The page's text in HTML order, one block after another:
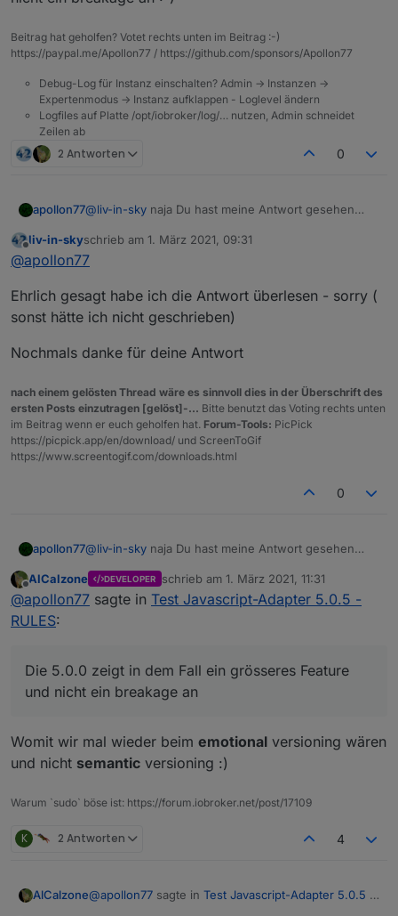
Beitrag hat geholfen? Votet rechts unten im Beitrag :-)
https://paypal.me/Apollon77 / https://github.com/sponsors/Apollon77
Debug-Log für Instanz einschalten? Admin -> Instanzen ->
Expertenmodus -> Instanz aufklappen - Loglevel ändern
Logfiles auf Platte /opt/iobroker/log/… nutzen, Admin schneidet
Zeilen ab
2 Antworten 0
apollon77@liv-in-sky naja Du hast meine Antwort gesehen
Aber gern nochmal zusammengefasst:
ende nur zwei neue Funktionen hinzugefügt. Der
Rest ist ausschliesslich der Rules-Editor im Frontend.
Ich sehe das Risiko das Skripte nicht mehr tun als
mega low ...
Die 5.0.0 zeigt in dem Fall ein grösseres Feature und
Offline
liv-in-skyschrieb am 1. März 2021, 09:31
zuletzt editiert von
@apollon77
Ehrlich gesagt habe ich die Antwort überlesen - sorry (
sonst hätte ich nicht geschrieben)
Nochmals danke für deine Antwort
nach einem gelösten Thread wäre es sinnvoll dies in der Überschrift des
ersten Posts einzutragen [gelöst]-... Bitte benutzt das Voting rechts unten
im Beitrag wenn er euch geholfen hat. Forum-Tools: PicPick
https://picpick.app/en/download/ und ScreenToGif
https://www.screentogif.com/downloads.html
0
apollon77@liv-in-sky naja Du hast meine Antwort gesehen
Aber gern nochmal zusammengefasst:
mega low ...
Die 5.0.0 zeigt in dem Fall ein grösseres Feature und
nicht ein breakage an :-)
Offline
AlCalzone DEVELOPER schrieb am 1. März 2021, 11:31
zuletzt editiert von
@apollon77 sagte in Test Javascript-Adapter 5.0.5 -
RULES:
Die 5.0.0 zeigt in dem Fall ein grösseres Feature
und nicht ein breakage an
Womit wir mal wieder beim emotional versioning wären
und nicht semantic versioning :)
Warum `sudo` böse ist: https://forum.iobroker.net/post/17109
K 2 Antworten 4
AlCalzone@apollon77 sagte in Test Javascript-Adapter 5.0.5 -